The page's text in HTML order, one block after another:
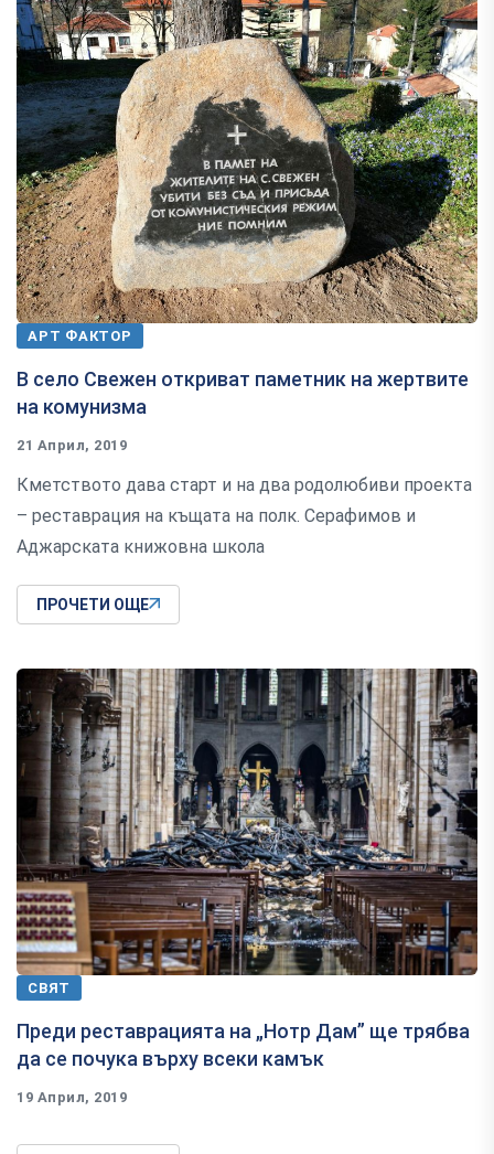
АРТ ФАКТОР
В село Свежен откриват паметник на жертвите
на комунизма
21 Април, 2019
Кметството дава старт и на два родолюбиви проекта
– реставрация на къщата на полк. Серафимов и
Аджарската книжовна школа
ПРОЧЕТИ ОЩЕ
СВЯТ
Преди реставрацията на „Нотр Дам” ще трябва
да се почука върху всеки камък
19 Април, 2019